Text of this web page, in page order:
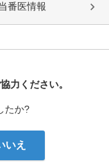
番医情報
力ください。
たか?
いえ